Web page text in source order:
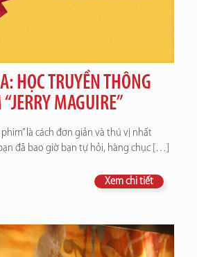
HỌC TRUYỀN THÔNG
MAGUIRE”
là cách đơn giản và thú vị nhất
đã bao giờ bạn tự hỏi, hàng chục[…]
Xem chi tiết